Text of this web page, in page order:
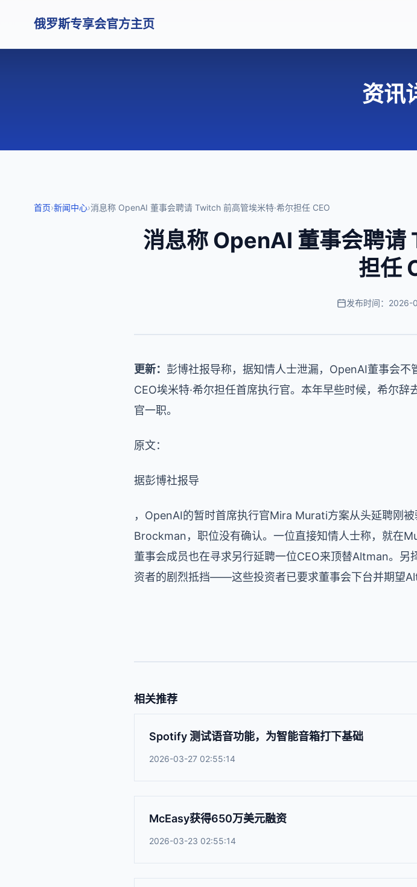
俄罗斯专享会官方主页
资讯
首页›新闻中心›消息称 OpenAI 董事会聘请 Twitch 前高管埃米特·希尔担任 CEO
消息称 OpenAI 董事会聘请
担任
发布时间：
更新： 彭博社报导称，据知情人士泄漏，OpenAI董事会
CEO埃米特·希尔担任首席执行官。本年早些时候，希尔
官一职。
原文：
据彭博社报导
，OpenAI的暂时首席执行官Mira Murati方案从头延聘刚
Brockman，职位没有确认。一位直接知情人士称，就在
董事会成员也在寻求另行延聘一位CEO来顶替Altman。
资者的剧烈抵挡——这些投资者已要求董事会下台并期望
相关推荐
Spotify 测试语音功能，为智能音箱打下基础
2026-03-27 02:55:14
McEasy获得650万美元融资
2026-03-23 02:55:14